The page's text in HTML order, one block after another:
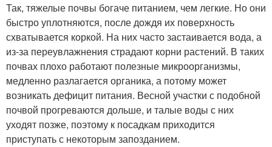
Так, тяжелые почвы богаче питанием, чем легкие. Но они
быстро уплотняются, после дождя их поверхность
схватывается коркой. На них часто застаивается вода, а
из-за переувлажнения страдают корни растений. В таких
почвах плохо работают полезные микроорганизмы,
медленно разлагается органика, а потому может
возникать дефицит питания. Весной участки с подобной
почвой прогреваются дольше, и талые воды с них
уходят позже, поэтому к посадкам приходится
приступать с некоторым запозданием.